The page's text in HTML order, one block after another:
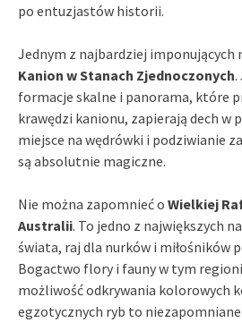
po entuzjastów historii.
Jednym z najbardziej imponujących
Kanion w Stanach Zjednoczonych.
formacje skalne i panorama, które
krawędzi kanionu, zapierają dech w
miejsce na wędrówki i podziwianie
są absolutnie magiczne.
Nie można zapomnieć o Wielkiej
Australii. To jedno z największych
świata, raj dla nurków i miłośników
Bogactwo flory i fauny w tym
możliwość odkrywania kolorowych
egzotycznych ryb to niezapomniane